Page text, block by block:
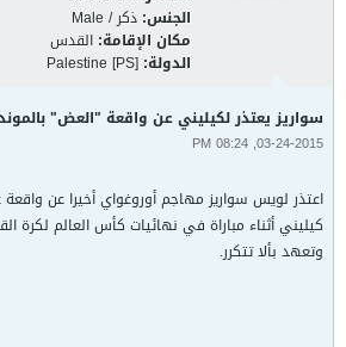
الجنس: ذكر / Male
مكان الإقامة: القدس
الدولة: Palestine [PS]
سواريز يعتذر لكيليني عن واقعة "العض"
03-24-2015, 08:24 PM
اعتذر لويس سواريز مهاجم أوروغواي أخيرا عن
كيليني أثناء مباراة في نهائيات كأس العالم لكرة
وتعهد بألا تتكرر.